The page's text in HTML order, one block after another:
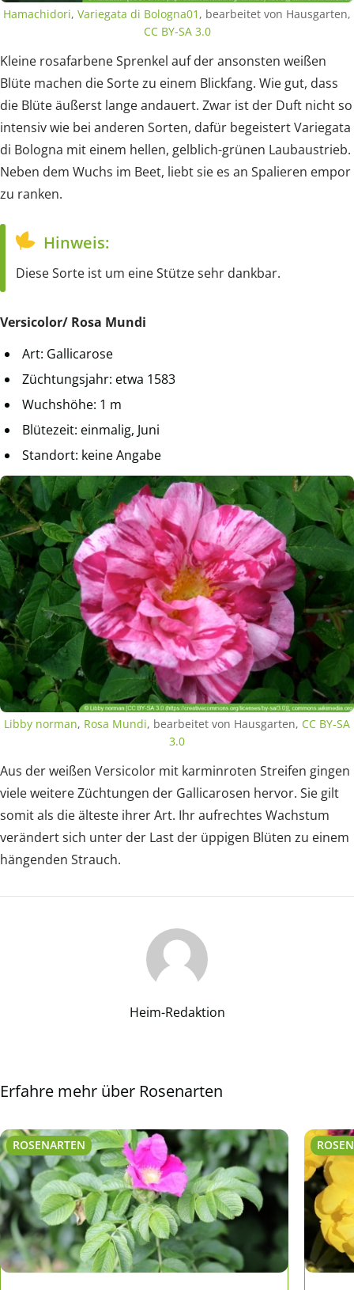
Hamachidori, Variegata di Bologna01 , bearbeitet von Hausgarten,
CC BY-SA 3.0
Kleine rosafarbene Sprenkel auf der ansonsten weißen
Blüte machen die Sorte zu einem Blickfang. Wie gut, dass
die Blüte äußerst lange andauert. Zwar ist der Duft nicht so
intensiv wie bei anderen Sorten, dafür begeistert Variegata
di Bologna mit einem hellen, gelblich-grünen Laubaustrieb.
Neben dem Wuchs im Beet, liebt sie es an Spalieren empor
zu ranken.
Hinweis:
Diese Sorte ist um eine Stütze sehr dankbar.
Versicolor/ Rosa Mundi
Art: Gallicarose
Züchtungsjahr: etwa 1583
Wuchshöhe: 1 m
Blütezeit: einmalig, Juni
Standort: keine Angabe
Libby norman, Rosa Mundi, bearbeitet von Hausgarten, CC BY-SA
3.0
Aus der weißen Versicolor mit karminroten Streifen gingen
viele weitere Züchtungen der Gallicarosen hervor. Sie gilt
somit als die älteste ihrer Art. Ihr aufrechtes Wachstum
verändert sich unter der Last der üppigen Blüten zu einem
hängenden Strauch.
Heim-Redaktion
Erfahre mehr über Rosenarten
ROSENARTEN